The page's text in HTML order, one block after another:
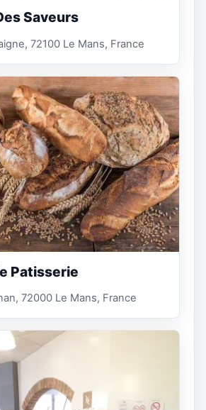
Saveurs
72100 Le Mans, France
Patisserie
72000 Le Mans, France